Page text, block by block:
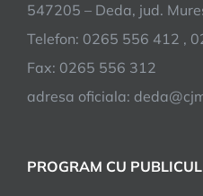
547205 – Deda, jud.
Telefon: 0265 556 412 ,
Fax: 0265 556 312
adresa oficiala:
PROGRAM CU PUBLICUL